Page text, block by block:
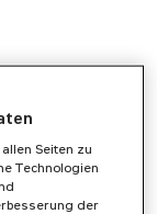
Seiten zu
Technologien
der